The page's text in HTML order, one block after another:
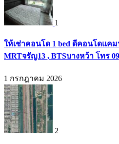
1
ให้เช่าคอนโด 1 bed ดีคอนโดแค
MRTจรัญ13 , BTSบางหว้า โทร
1 กรกฎาคม 2026
2